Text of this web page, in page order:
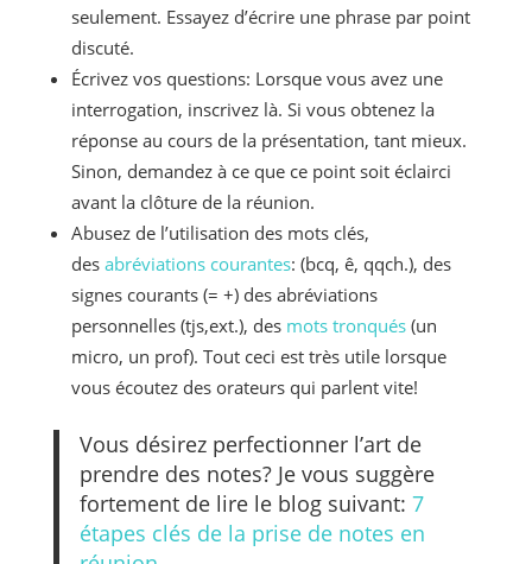
seulement. Essayez d’écrire une phrase par point
discuté.
Écrivez vos questions: Lorsque vous avez une
interrogation, inscrivez là. Si vous obtenez la
réponse au cours de la présentation, tant mieux.
Sinon, demandez à ce que ce point soit éclairci
avant la clôture de la réunion.
Abusez de l’utilisation des mots clés,
des abréviations courantes: (bcq, ê, qqch.), des
signes courants (= +) des abréviations
personnelles (tjs,ext.), des mots tronqués(un
micro, un prof). Tout ceci est très utile lorsque
vous écoutez des orateurs qui parlent vite!
Vous désirez perfectionner l’art de
prendre des notes? Je vous suggère
fortement de lire le blog suivant:7
étapes clés de la prise de notes en